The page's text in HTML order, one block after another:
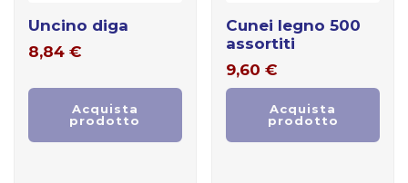
uncino diga
8,84 €
Acquista
prodotto
cunei legno 500
assortiti
9,60 €
Acquista
prodotto